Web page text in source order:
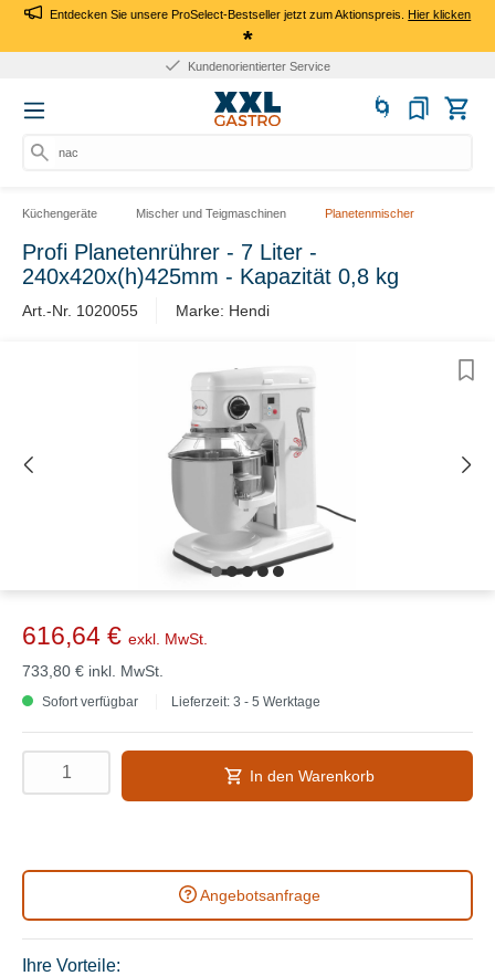
Entdecken Sie unsere ProSelect-Bestseller jetzt zum Aktionspreis.Hier klicken
*
Kundenorientierter Service
nach
Küchengeräte Mischer und Teigmaschinen Planetenmischer
Profi Planetenrührer - 7 Liter -
240x420x(h)425mm - Kapazität 0,8 kg
Art.-Nr. 1020055 Marke: Hendi
616,64 € exkl. MwSt.
733,80 € inkl. MwSt.
Sofort verfügbar Lieferzeit: 3 - 5 Werktage
In den Warenkorb
Angebotsanfrage
Ihre Vorteile: